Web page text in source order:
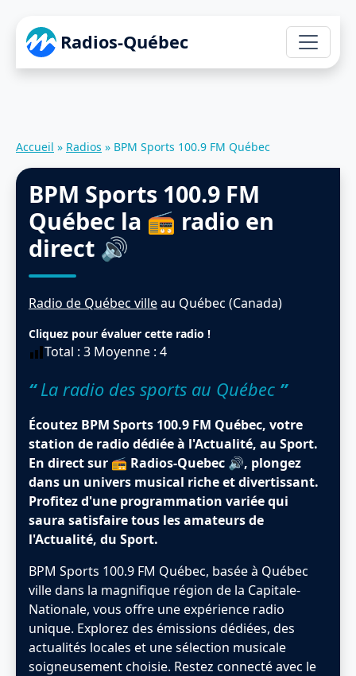
Radios-Québec
Accueil » Radios » BPM Sports 100.9 FM Québec
BPM Sports 100.9 FM
Québec la 📻 radio en
direct 🔊
Radio de Québec villeau Québec (Canada)
Cliquez pour évaluer cette radio !
Total : 3 Moyenne : 4
“La radio des sports au Québec ”
Écoutez BPM Sports 100.9 FM Québec, votre
station de radio dédiée à l'Actualité, au Sport.
En direct sur 📻 Radios-Quebec 🔊, plongez
dans un univers musical riche et divertissant.
Profitez d'une programmation variée qui
saura satisfaire tous les amateurs de
l'Actualité, du Sport.
BPM Sports 100.9 FM Québec, basée à Québec
ville dans la magnifique région de la Capitale-
Nationale, vous offre une expérience radio
unique. Explorez des émissions dédiées, des
actualités locales et une sélection musicale
soigneusement choisie. Restez connecté avec le